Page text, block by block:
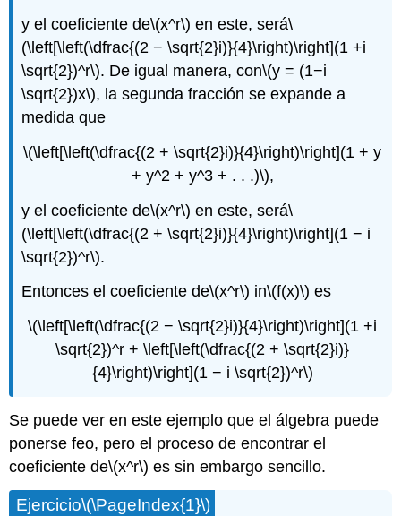
y el coeficiente de\(x^r\) en este, será\
(\left[\left(\dfrac{(2 − \sqrt{2}i)}{4}\right)\right](1 +i
\sqrt{2})^r\). De igual manera, con\(y = (1−i
\sqrt{2})x\), la segunda fracción se expande a
medida que
\(\left[\left(\dfrac{(2 + \sqrt{2}i)}{4}\right)\right](1 + y
+ y^2 + y^3 + . . .)\),
y el coeficiente de\(x^r\) en este, será\
(\left[\left(\dfrac{(2 + \sqrt{2}i)}{4}\right)\right](1 − i
\sqrt{2})^r\).
Entonces el coeficiente de\(x^r\) in\(f(x)\) es
\(\left[\left(\dfrac{(2 − \sqrt{2}i)}{4}\right)\right](1 +i
\sqrt{2})^r + \left[\left(\dfrac{(2 + \sqrt{2}i)}
{4}\right)\right](1 − i \sqrt{2})^r\)
Se puede ver en este ejemplo que el álgebra puede
ponerse feo, pero el proceso de encontrar el
coeficiente de\(x^r\) es sin embargo sencillo.
Ejercicio\(\PageIndex{1}\)